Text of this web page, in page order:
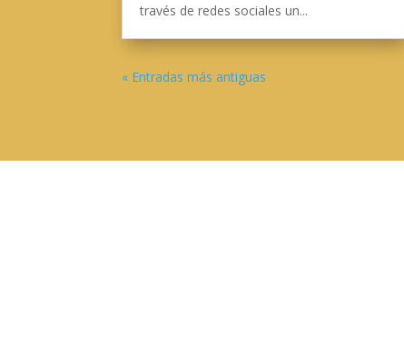
través de redes sociales un...
« Entradas más antiguas